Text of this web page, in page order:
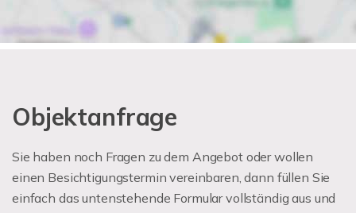
Objektanfrage
Sie haben noch Fragen zu dem Angebot oder wollen
einen Besichtigungstermin vereinbaren, dann füllen Sie
einfach das untenstehende Formular vollständig aus und